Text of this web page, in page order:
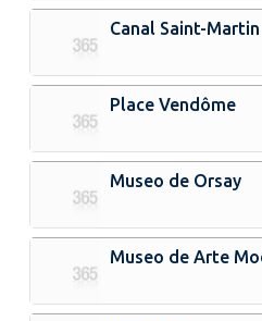
Canal Saint-Martin
Place Vendôme
Museo de Orsay
Museo de Arte